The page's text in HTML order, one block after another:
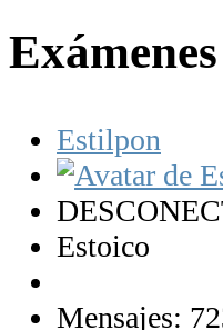
Estilpon
Estoico
Mensajes: